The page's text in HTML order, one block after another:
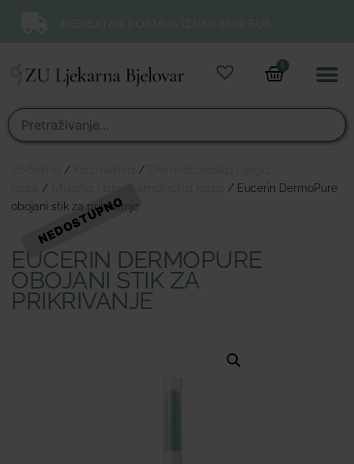
0
/ /
/
/ Eucerin DermoPure
obojani stik za prikrivanje
EUCERIN DERMOPURE
OBOJANI STIK ZA
PRIKRIVANJE